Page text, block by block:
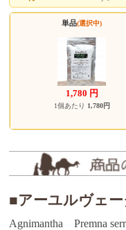
単品(選択中)
1,780 円
1個あたり 1,780円
■アーユルヴェ
Agnimantha Premna